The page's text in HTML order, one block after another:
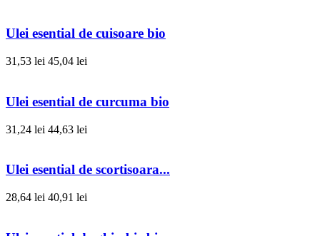
Ulei esential de cuisoare bio
31,53 lei 45,04 lei
Ulei esential de curcuma bio
31,24 lei 44,63 lei
Ulei esential de scortisoara...
28,64 lei 40,91 lei